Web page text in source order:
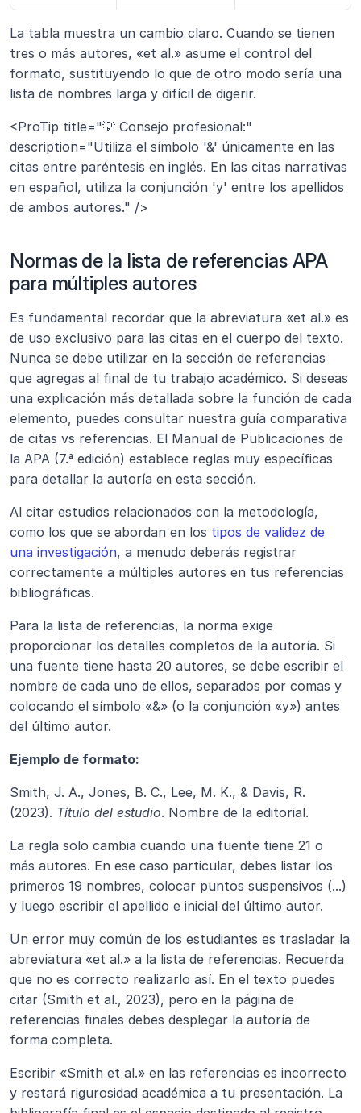
La tabla muestra un cambio claro. Cuando se tienen
tres o más autores, «et al.» asume el control del
formato, sustituyendo lo que de otro modo sería una
lista de nombres larga y difícil de digerir.
<ProTip title="💡 Consejo profesional:"
description="Utiliza el símbolo '&' únicamente en las
citas entre paréntesis en inglés. En las citas narrativas
en español, utiliza la conjunción 'y' entre los apellidos
de ambos autores." />
Normas de la lista de referencias APA
para múltiples autores
Es fundamental recordar que la abreviatura «et al.» es
de uso exclusivo para las citas en el cuerpo del texto.
Nunca se debe utilizar en la sección de referencias
que agregas al final de tu trabajo académico. Si deseas
una explicación más detallada sobre la función de cada
elemento, puedes consultar nuestra guía comparativa
de citas vs referencias. El Manual de Publicaciones de
la APA (7.ª edición) establece reglas muy específicas
para detallar la autoría en esta sección.
Al citar estudios relacionados con la metodología,
como los que se abordan en los tipos de validez de
una investigación, a menudo deberás registrar
correctamente a múltiples autores en tus referencias
bibliográficas.
Para la lista de referencias, la norma exige
proporcionar los detalles completos de la autoría. Si
una fuente tiene hasta 20 autores, se debe escribir el
nombre de cada uno de ellos, separados por comas y
colocando el símbolo «&» (o la conjunción «y») antes
del último autor.
Ejemplo de formato:
Smith, J. A., Jones, B. C., Lee, M. K., & Davis, R.
(2023). Título del estudio. Nombre de la editorial.
La regla solo cambia cuando una fuente tiene 21 o
más autores. En ese caso particular, debes listar los
primeros 19 nombres, colocar puntos suspensivos (...)
y luego escribir el apellido e inicial del último autor.
Un error muy común de los estudiantes es trasladar la
abreviatura «et al.» a la lista de referencias. Recuerda
que no es correcto realizarlo así. En el texto puedes
citar (Smith et al., 2023), pero en la página de
referencias finales debes desplegar la autoría de
forma completa.
Escribir «Smith et al.» en las referencias es incorrecto
y restará rigurosidad académica a tu presentación. La